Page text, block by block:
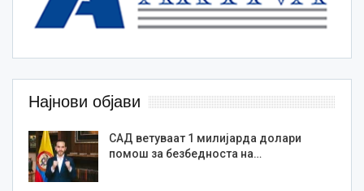
Најнови објави
САД ветуваат 1 милијарда долари
помош за безбедноста на…